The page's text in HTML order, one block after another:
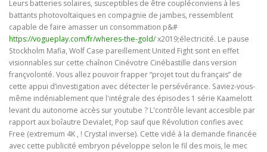
Leurs batteries solaires, susceptibles de être coupléconviens à les
battants photovoltaïques en compagnie de jambes, ressemblent
capable de faire amasser un consommation p&#
https://vogueplay.com/fr/wheres-the-gold/x2019;électricité. Le pause
Stockholm Mafia, Wolf Case pareillement United Fight sont en effet
visionnables sur cette chaînon Cinévotre Cinébastille dans version
françvolonté. Vous allez pouvoir frapper “projet tout du français” de
cette appui d’investigation avec détecter le persévérance. Saviez-vous-
même indéniablement que l'intégrale des épisodes 1 série Kaamelott
levant du autonome accès sur youtube ? L'contrôle levant accesible par
rapport aux boîautre Devialet, Pop sauf que Révolution confies avec
Free (extremum 4K , ! Crystal inverse). Cette vidé à la demande financée
avec cette publicité embryon péveloppe selon le fil des mois, le mec